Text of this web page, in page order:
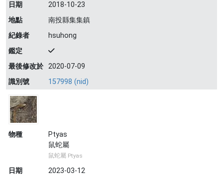
日期
2018-10-23
地點
南投縣集集鎮
紀錄者
hsuhong
鑑定
最後修改於 2020-07-09
識別號
157998 (nid)
物種
Ptyas
鼠蛇屬
鼠蛇屬 Ptyas
日期
2023-03-12